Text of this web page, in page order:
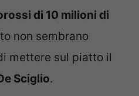
di 10 milioni di
non sembrano
mettere sul piatto il
Sciglio.